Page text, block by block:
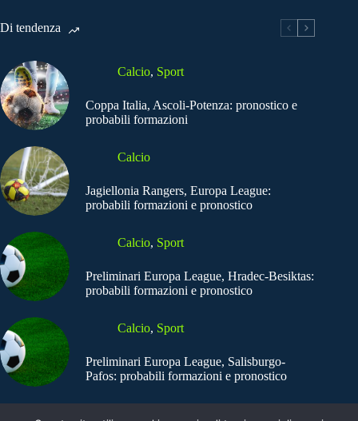
Di tendenza
Calcio, Sport
Coppa Italia, Ascoli-Potenza: pronostico e
probabili formazioni
Calcio
Jagiellonia Rangers, Europa League:
probabili formazioni e pronostico
Calcio, Sport
Preliminari Europa League, Hradec-Besiktas:
probabili formazioni e pronostico
Calcio, Sport
Preliminari Europa League, Salisburgo-
Pafos: probabili formazioni e pronostico